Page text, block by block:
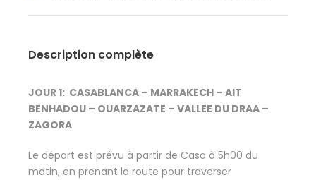
Description complète
JOUR 1: CASABLANCA – MARRAKECH – AIT
BENHADOU – OUARZAZATE – VALLEE DU DRAA –
ZAGORA
Le départ est prévu à partir de Casa à 5h00 du
matin, en prenant la route pour traverser